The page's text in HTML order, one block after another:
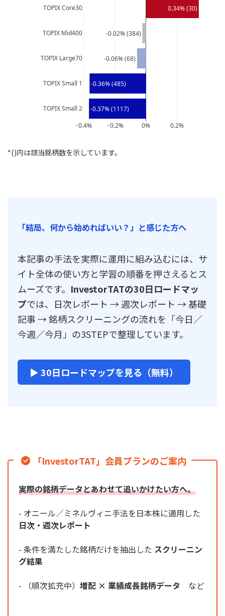
-0.37% (1117)
-0.36% (485)
-0.06% (68)
-0.02% (384)
0.34% (30)
−0.4% −0.2% 0% 0.2%
TOPIX Small 2
TOPIX Small 1
TOPIX Large70
TOPIX Mid400
TOPIX Core30
*()内は該当銘柄数を示しています。
「結局、何から始めればいい？」と感じた方へ
本記事の手法を実際に運用に組み込むには、サ
イト全体の使い方と学習の順番を押さえるとス
ムーズです。 InvestorTATの30日ロードマッ
プでは、日次レポート → 週次レポート → 基礎
記事 → 銘柄スクリーニングの流れを「今日／
今週／今月」の3STEPで整理しています。
▶ 30日ロードマップを見る（無料）
「InvestorTAT」会員プランのご案内
実際の銘柄データとあわせて追いかけたい方へ。
- オニール／ミネルヴィニ手法を日本株に適用した
日次・週次レポート
- 条件を満たした銘柄だけを抽出した スクリーニン
グ結果
- （順次拡充中） 増配 × 業績成長銘柄データ など